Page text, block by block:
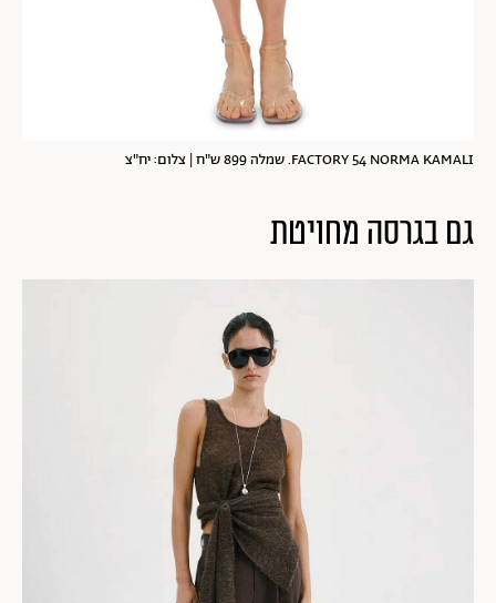
FACTORY 54 NORMA KAMALI. שמלה 899 ש"ח | צלום: יח"צ
גם בגרסה מחויטת